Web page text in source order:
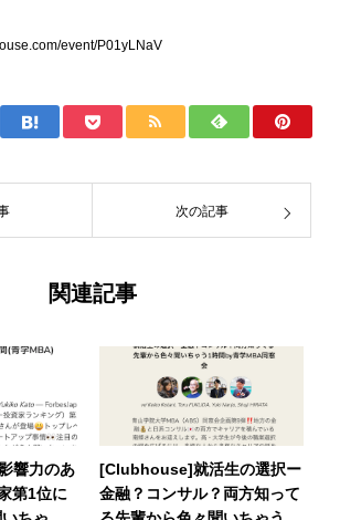
event/P01yLNaV
次の記事
関連記事
響力のあ
第1位に
[Clubhouse]就活生の選択ー
金融？コンサル？両方知って